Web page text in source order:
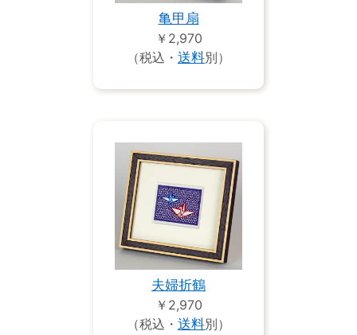
亀甲扇
￥2,970
（税込・ 送料別）
夫婦折鶴
￥2,970
（税込・ 送料別）